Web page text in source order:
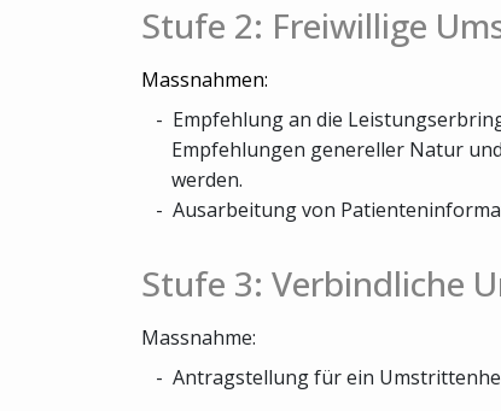
Stufe 2: Freiwillige
Massnahmen:
Empfehlung an die
Empfehlungen genereller Natur
werden.
Ausarbeitung von
Stufe 3: Verbindliche
Massnahme:
Antragstellung für ein